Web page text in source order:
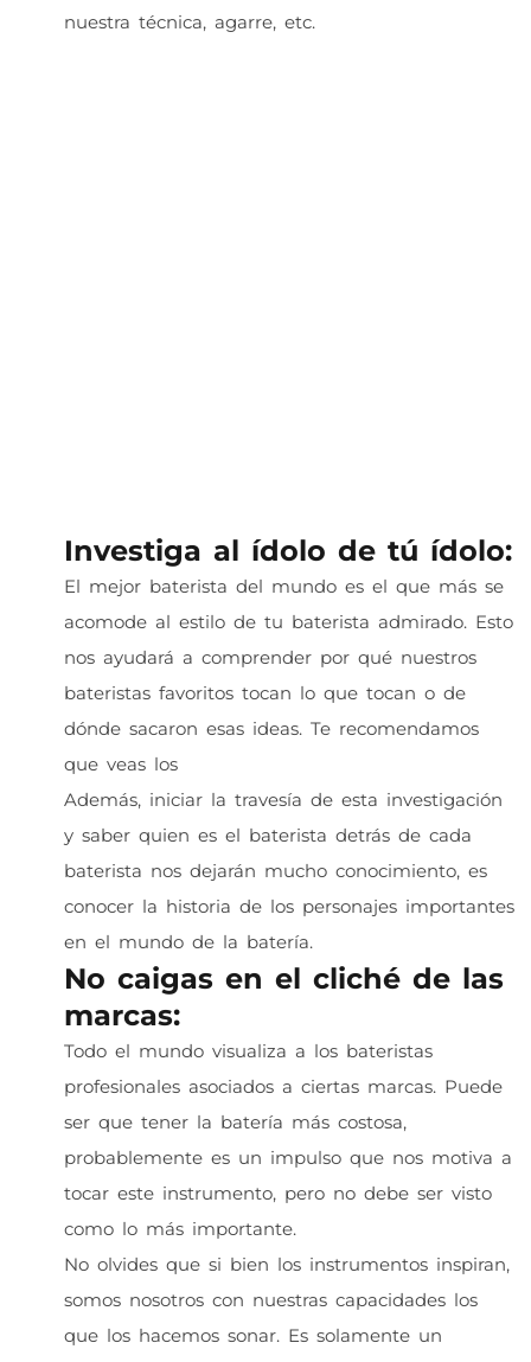
nuestra técnica, agarre, etc.
Investiga al ídolo de tú ídolo:
El mejor baterista del mundo es el que más se
acomode al estilo de tu baterista admirado. Esto
nos ayudará a comprender por qué nuestros
bateristas favoritos tocan lo que tocan o de
dónde sacaron esas ideas. Te recomendamos
que veas los
Además, iniciar la travesía de esta investigación
y saber quien es el baterista detrás de cada
baterista nos dejarán mucho conocimiento, es
conocer la historia de los personajes importantes
en el mundo de la batería.
No caigas en el cliché de las
marcas:
Todo el mundo visualiza a los bateristas
profesionales asociados a ciertas marcas. Puede
ser que tener la batería más costosa,
probablemente es un impulso que nos motiva a
tocar este instrumento, pero no debe ser visto
como lo más importante.
No olvides que si bien los instrumentos inspiran,
somos nosotros con nuestras capacidades los
que los hacemos sonar. Es solamente un